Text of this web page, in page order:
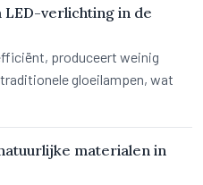
verlichting in de
produceert weinig
gloeilampen, wat
materialen in